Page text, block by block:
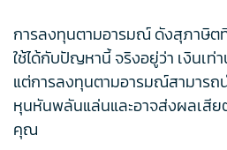
การลงทุนตามอารมณ์ ดังสุภาษิต
ใช้ได้กับปัญหานี้ จริงอยู่ว่า เงินเท่
แต่การลงทุนตามอารมณ์สามารถ
หุนหันพลันแล่นและอาจส่งผลเสี
คุณ